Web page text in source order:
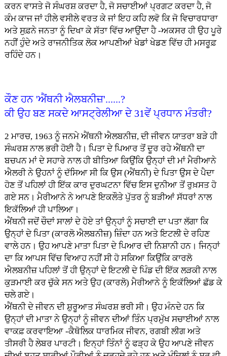
ਕਰਨ ਵਾਸਤੇ ਜੋ ਸੰਘਰਸ਼ ਕਰਦਾ ਹੈ, ਜੋ ਸਚਾਈਆਂ ਪ੍ਰਗਟ ਕਰਦਾ ਹੈ, ਜੋ
ਕੰਮ ਕਾਜ ਜਾਂ ਹੀਲੇ ਵਸੀਲੇ ਵਰਤ ਕੇ ਜਾਂ ਇਹ ਕਹਿ ਲਵੋ ਕਿ ਜੋ ਵਿਚਾਰਧਾਰਾ
ਅਤੇ ਸੁਫ਼ਨੇ ਜਨਤਾ ਨੂੰ ਦਿਖਾ ਕੇ ਸੱਤਾ ਵਿੱਚ ਆਉਂਦਾ ਹੈ -ਅਕਸਰ ਹੀ ਉਹ ਪੂਰੇ
ਨਹੀਂ ਹੁੰਦੇ ਅਤੇ ਰਾਜਨੀਤਿਕ ਲੋਕ ਆਪਣੀਆਂ ਖੇਡਾਂ ਖੇਡਣ ਵਿੱਚ ਹੀ ਮਸਰੂਫ਼
ਰਹਿੰਦੇ ਹਨ।
ਕੌਣ ਹਨ 'ਐਂਥਨੀ ਐਲਬਨੀਜ਼'......?
ਕੀ ਉਹ ਬਣ ਸਕਦੇ ਆਸਟ੍ਰੇਲੀਆ ਦੇ 31ਵੇਂ ਪ੍ਰਧਾਨ ਮੰਤਰੀ?
2 ਮਾਰਚ, 1963 ਨੂੰ ਜਨਮੇ ਐਂਥਨੀ ਐਲਬਨੀਜ਼, ਦੀ ਜੀਵਨ ਯਾਤਰਾ ਬੜੇ ਹੀ
ਸੰਘਰਸ਼ ਨਾਲ ਭਰੀ ਹੋਈ ਹੈ। ਪਿਤਾ ਦੇ ਪਿਆਰ ਤੋਂ ਦੂਰ ਰਹੇ ਐਂਥਨੀ ਦਾ
ਬਚਪਨ ਮਾਂ ਦੇ ਸਹਾਰੇ ਨਾਲ ਹੀ ਬੀਤਿਆ ਕਿਉਂਕਿ ਉਨ੍ਹਾਂ ਦੀ ਮਾਂ ਮੈਰੀਆਨੇ
ਐਲਰੀ ਨੇ ਉਹਨਾਂ ਨੂੰ ਦੱਸਿਆ ਸੀ ਕਿ ਉਸ (ਐਂਥਨੀ) ਦੇ ਪਿਤਾ ਉਸ ਦੇ ਪੈਦਾ
ਹੋਣ ਤੋਂ ਪਹਿਲਾਂ ਹੀ ਇੱਕ ਕਾਰ ਦੁਰਘਟਨਾ ਵਿੱਚ ਇਸ ਦੁਨੀਆ ਤੋਂ ਰੁਖ਼ਸਤ ਹੋ
ਗਏ ਸਨ। ਮੈਰੀਆਨੇ ਨੇ ਆਪਣੇ ਇਕਲੌਤੇ ਪੁੱਤਰ ਨੂੰ ਬੜੀਆਂ ਸੱਧਰਾਂ ਨਾਲ
ਇਕੱਲਿਆਂ ਹੀ ਪਾਲਿਆ।
ਐਂਥਨੀ ਜਦੋਂ ਚੌਦਾਂ ਸਾਲਾਂ ਦੇ ਹੋਏ ਤਾਂ ਉਨ੍ਹਾਂ ਨੂੰ ਸਚਾਈ ਦਾ ਪਤਾ ਲੱਗਾ ਕਿ
ਉਨ੍ਹਾਂ ਦੇ ਪਿਤਾ (ਕਾਰਲੋ ਐਲਬਨੀਜ਼) ਜ਼ਿੰਦਾ ਹਨ ਅਤੇ ਇਟਲੀ ਦੇ ਰਹਿਣ
ਵਾਲੇ ਹਨ। ਉਹ ਆਪਣੇ ਮਾਤਾ ਪਿਤਾ ਦੇ ਪਿਆਰ ਦੀ ਨਿਸ਼ਾਨੀ ਹਨ। ਜਿਨ੍ਹਾਂ
ਦਾ ਕਿ ਆਪਸ ਵਿੱਚ ਵਿਆਹ ਨਹੀਂ ਸੀ ਹੋ ਸਕਿਆ ਕਿਉਂਕਿ ਕਾਰਲੋ
ਐਲਬਨੀਜ਼ ਪਹਿਲਾਂ ਤੋਂ ਹੀ ਉਨ੍ਹਾਂ ਦੇ ਇਟਲੀ ਦੇ ਪਿੰਡ ਦੀ ਇੱਕ ਲੜਕੀ ਨਾਲ
ਕੁੜਮਾਈ ਕਰ ਚੁੱਕੇ ਸਨ ਅਤੇ ਉਹ (ਕਾਰਲੋ) ਮੈਰੀਆਨੇ ਨੂੰ ਇਕੱਲਿਆਂ ਛੱਡ ਕੇ
ਚਲੇ ਗਏ।
ਐਂਥਨੀ ਦੇ ਜੀਵਨ ਦੀ ਸ਼ੁਰੂਆਤ ਸੰਘਰਸ਼ ਭਰੀ ਸੀ। ਉਹ ਮੰਨਦੇ ਹਨ ਕਿ
ਉਨ੍ਹਾਂ ਦੀ ਮਾਤਾ ਨੇ ਉਨ੍ਹਾਂ ਨੂੰ ਜੀਵਨ ਦੀਆਂ ਤਿੰਨ ਪ੍ਰਮੁੱਖ ਸਚਾਈਆਂ ਨਾਲ
ਵਾਕਫ਼ ਕਰਵਾਇਆ -ਕੈਥੋਲਿਕ ਧਾਰਮਿਕ ਜੀਵਨ, ਰਗਬੀ ਲੀਗ ਅਤੇ
ਤੀਸਰੀ ਹੈ ਲੇਬਰ ਪਾਰਟੀ। ਇਨ੍ਹਾਂ ਤਿੰਨਾਂ ਨੂੰ ਫੜ੍ਹ ਕੇ ਉਹ ਆਪਣੇ ਜੀਵਨ